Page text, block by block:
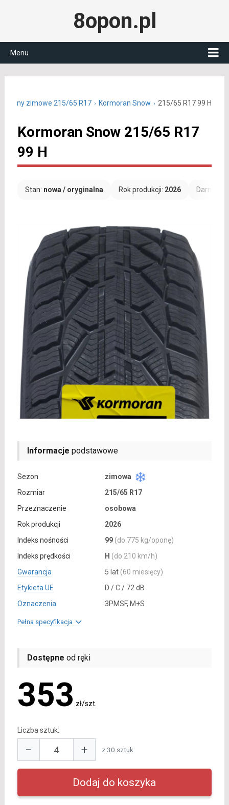
8opon.pl
Menu
Opony zimowe 215/65 R17 Kormoran Snow 215/65 R17 99 H
Kormoran Snow 215/65 R17
99 H
Stan: nowa / oryginalna Rok produkcji: 2026
Informacje podstawowe
Sezon
zimowa
Rozmiar
215/65 R17
Przeznaczenie
osobowa
Rok produkcji
2026
Indeks nośności
99 (do 775 kg/oponę)
Indeks prędkości
H (do 210 km/h)
Gwarancja
5 lat (60 miesięcy)
Etykieta UE
D / C / 72 dB
Oznaczenia
3PMSF, M+S
Pełna specyfikacja
Dostępne od ręki
353 zł/szt.
Liczba sztuk:
− + z 30 sztuk